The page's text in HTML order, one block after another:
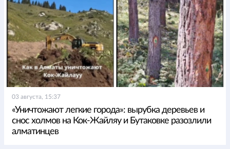
03 августа, 15:37
«Уничтожают легкие города»: вырубка деревьев и
снос холмов на Кок-Жайляу и Бутаковке разозлили
алматинцев